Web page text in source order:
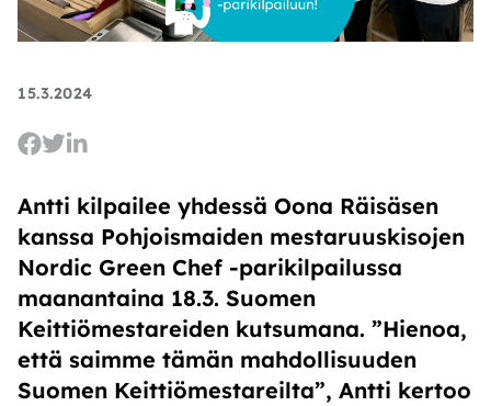
15.3.2024
Antti kilpailee yhdessä Oona Räisäsen
kanssa Pohjoismaiden mestaruuskisojen
Nordic Green Chef -parikilpailussa
maanantaina 18.3. Suomen
Keittiömestareiden kutsumana. ”Hienoa,
että saimme tämän mahdollisuuden
Suomen Keittiömestareilta”, Antti kertoo